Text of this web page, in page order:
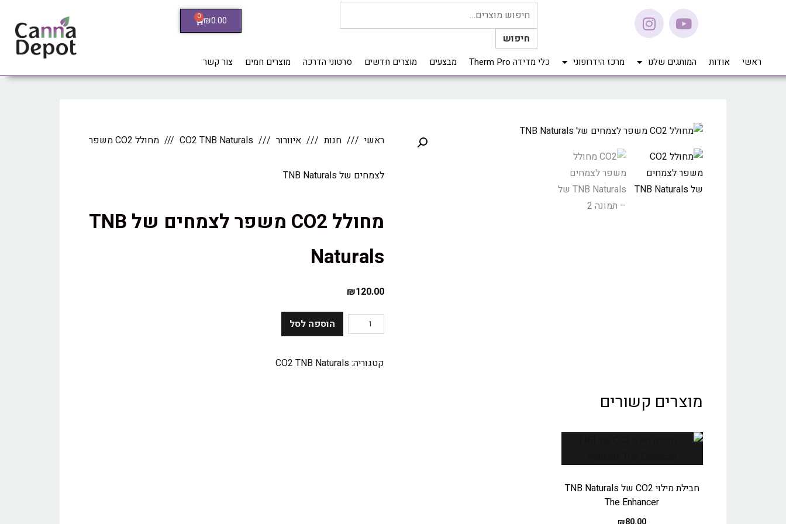
חיפוש
₪0.00
0
ראשי אודות המותגים שלנו מרכז הידרופוני כלי מדידה Therm Pro מבצעים מוצרים חדשים סרטוני הדרכה מוצרים חמים צור קשר
ראשי חנות איוורור CO2 TNB Naturals מחולל CO2 משפר
לצמחים של TNB Naturals
מחולל CO2 משפר לצמחים של TNB
Naturals
₪120.00
הוספה לסל
קטגוריה:CO2 TNB Naturals
מוצרים קשורים
חבילת מילוי CO2 של TNB Naturals
The Enhancer